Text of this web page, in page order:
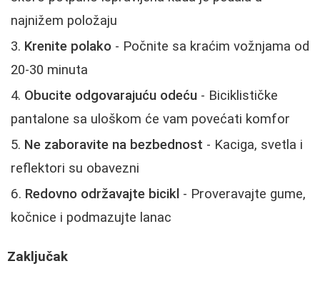
najnižem položaju
Krenite polako - Počnite sa kraćim vožnjama od
20-30 minuta
Obucite odgovarajuću odeću - Biciklističke
pantalone sa uloškom će vam povećati komfor
Ne zaboravite na bezbednost - Kaciga, svetla i
reflektori su obavezni
Redovno održavajte bicikl - Proveravajte gume,
kočnice i podmazujte lanac
Zaključak